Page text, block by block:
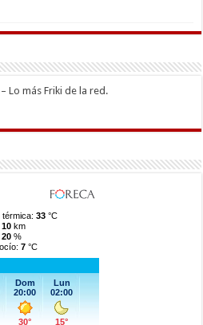
Lo más Friki de la red.